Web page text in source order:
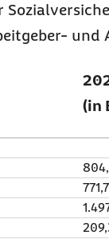
und
(in